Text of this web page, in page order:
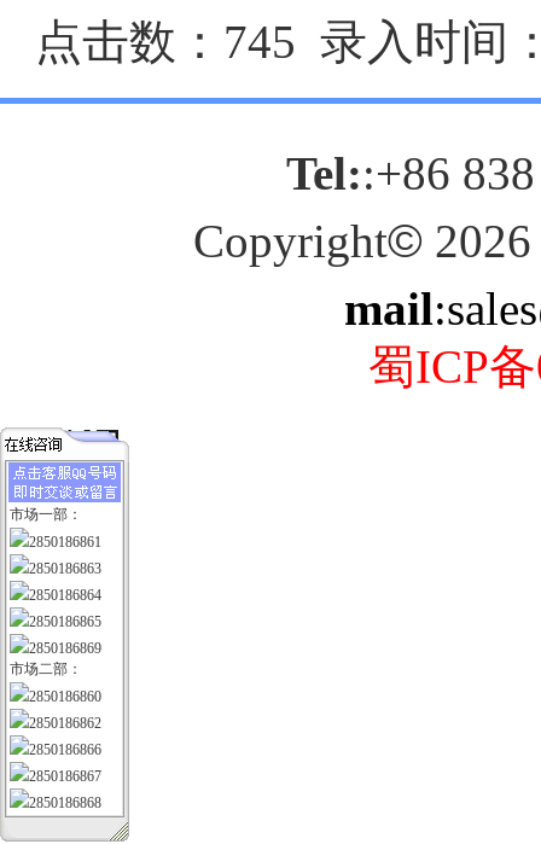
点击数：745 录入时间
Tel::+86
Copyright© 2026
mail
蜀ICP
市场一部：
2850186861
2850186863
2850186864
2850186865
2850186869
市场二部：
2850186860
2850186862
2850186866
2850186867
2850186868